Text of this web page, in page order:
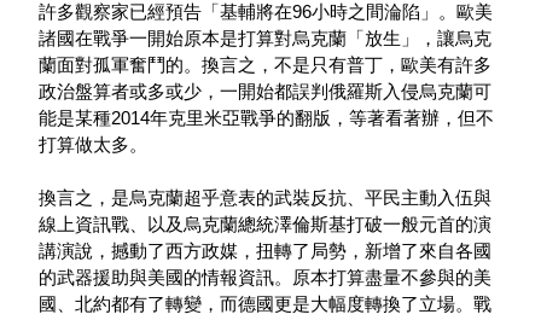
許多觀察家已經預告「基輔將在96小時之間淪陷」。歐美
諸國在戰爭一開始原本是打算對烏克蘭「放生」，讓烏克
蘭面對孤軍奮鬥的。換言之，不是只有普丁，歐美有許多
政治盤算者或多或少，一開始都誤判俄羅斯入侵烏克蘭可
能是某種2014年克里米亞戰爭的翻版，等著看著辦，但不
打算做太多。
換言之，是烏克蘭超乎意表的武裝反抗、平民主動入伍與
線上資訊戰、以及烏克蘭總統澤倫斯基打破一般元首的演
講演說，撼動了西方政媒，扭轉了局勢，新增了來自各國
的武器援助與美國的情報資訊。原本打算盡量不參與的美
國、北約都有了轉變，而德國更是大幅度轉換了立場。戰